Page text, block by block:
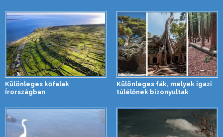
Különleges kőfalak
Írországban
Különleges fák, melyek igazi
túlélőnek bizonyultak